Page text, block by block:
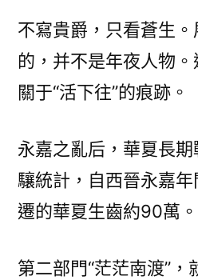
不寫貴爵，只看蒼生
的，并不是年夜人物
關于“活下往”的痕跡。
永嘉之亂后，華夏長
驤統計，自西晉永嘉
遷的華夏生齒約90萬。
第二部門“茫茫南渡”